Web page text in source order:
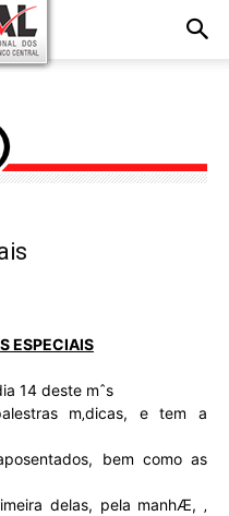
ESPECIAIS
14 deste mˆs
m‚dicas, e tem a
bem como as
delas, pela manhÆ, ‚